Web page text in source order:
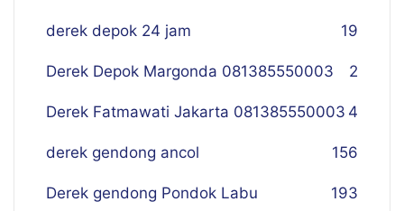
derek depok 24 jam 19
Derek Depok Margonda 081385550003 2
Derek Fatmawati Jakarta 081385550003 4
derek gendong ancol 156
Derek gendong Pondok Labu 193